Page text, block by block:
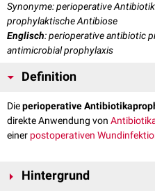
Synonyme: perioperative
prophylaktische Antibiose
Englisch: perioperative antibiotic
antimicrobial prophylaxis
Definition
Dieperioperative
direkte Anwendung von
einer postoperativen
Hintergrund